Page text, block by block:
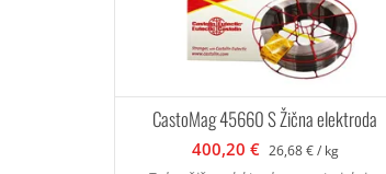
CastoMag 45660 S Žična elektroda
400,20 € 26,68 € / kg